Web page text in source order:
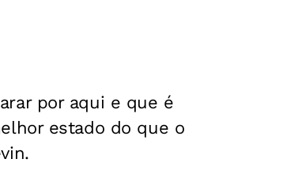
por aqui e que é
estado do que o